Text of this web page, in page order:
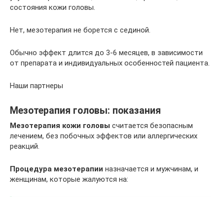
состояния кожи головы.
Нет, мезотерапия не борется с сединой.
Обычно эффект длится до 3-6 месяцев, в зависимости
от препарата и индивидуальных особенностей пациента.
Наши партнеры
Мезотерапия головы: показания
Мезотерапия кожи головы считается безопасным
лечением, без побочных эффектов или аллергических
реакций.
Процедура мезотерапии назначается и мужчинам, и
женщинам, которые жалуются на: